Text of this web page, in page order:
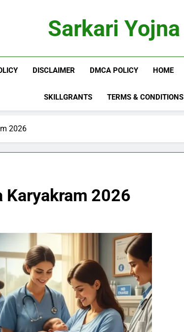
Sarkari Yojna
DISCLAIMER DMCA POLICY HOME
SKILLGRANTS TERMS & CONDITIONS
2026
Karyakram 2026